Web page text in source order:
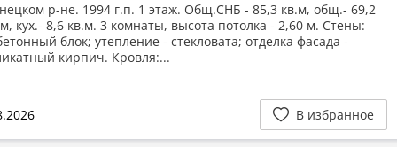
р-не. 1994 г.п. 1 этаж. Общ.СНБ - 85,3 кв.м, общ.- 69,2
кух.- 8,6 кв.м. 3 комнаты, высота потолка - 2,60 м. Стены:
блок; утепление - стекловата; отделка фасада -
кирпич. Кровля:...
В избранное